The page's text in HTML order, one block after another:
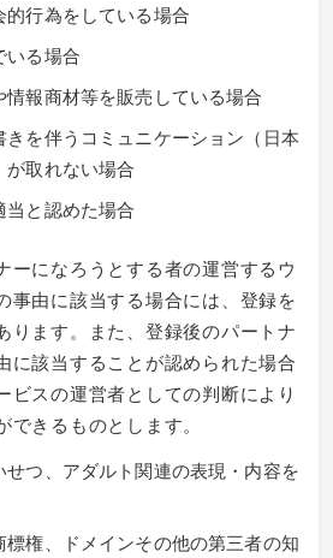
行為をしている場合
いる場合
報商材等を販売している場合
きを伴うコミュニケーション（日本
取れない場合
当と認めた場合
ーになろうとする者の運営するウ
事由に該当する場合には、登録を
ります。また、登録後のパートナ
に該当することが認められた場合
ビスの運営者としての判断により
きるものとします。
せつ、アダルト関連の表現・内容を
権、ドメインその他の第三者の知